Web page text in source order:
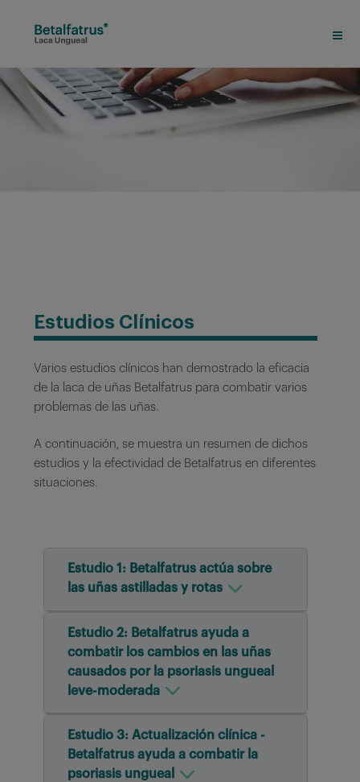
Estudios Clínicos
Varios estudios clínicos han demostrado la eficacia
de la laca de uñas Betalfatrus para combatir varios
problemas de las uñas.
A continuación, se muestra un resumen de dichos
estudios y la efectividad de Betalfatrus en diferentes
situaciones.
Estudio 1: Betalfatrus actúa sobre
las uñas astilladas y rotas
Estudio 2: Betalfatrus ayuda a
combatir los cambios en las uñas
causados por la psoriasis ungueal
leve-moderada
Estudio 3: Actualización clínica -
Betalfatrus ayuda a combatir la
psoriasis ungueal